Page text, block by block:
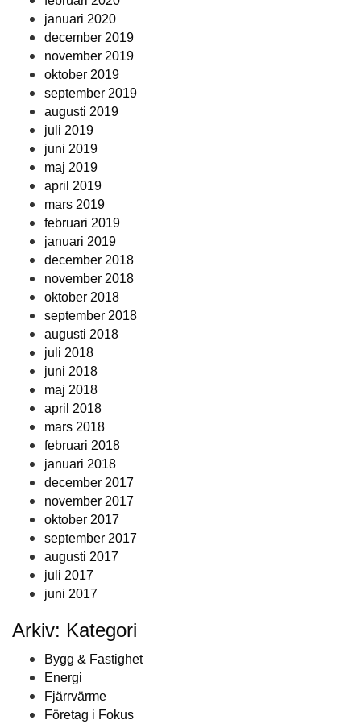
januari 2020
december 2019
november 2019
oktober 2019
september 2019
augusti 2019
juli 2019
juni 2019
maj 2019
april 2019
mars 2019
februari 2019
januari 2019
december 2018
november 2018
oktober 2018
september 2018
augusti 2018
juli 2018
juni 2018
maj 2018
april 2018
mars 2018
februari 2018
januari 2018
december 2017
november 2017
oktober 2017
september 2017
augusti 2017
juli 2017
juni 2017
Arkiv: Kategori
Bygg & Fastighet
Energi
Fjärrvärme
Företag i Fokus